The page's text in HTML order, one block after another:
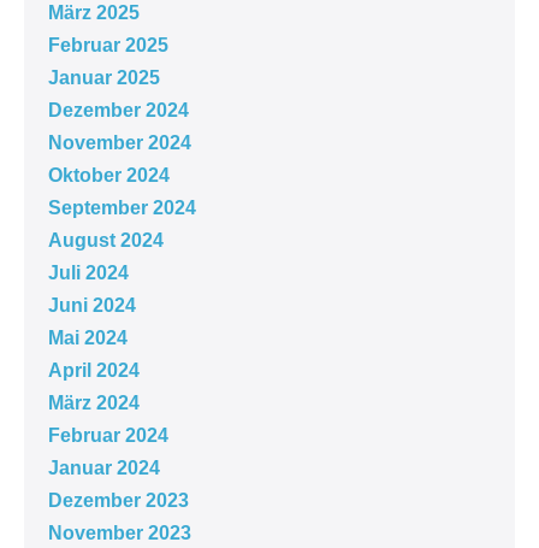
März 2025
Februar 2025
Januar 2025
Dezember 2024
November 2024
Oktober 2024
September 2024
August 2024
Juli 2024
Juni 2024
Mai 2024
April 2024
März 2024
Februar 2024
Januar 2024
Dezember 2023
November 2023